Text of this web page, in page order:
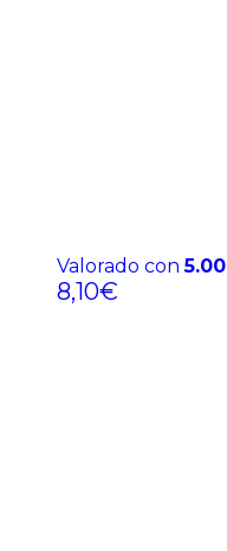
Valorado con5.00
8,10€